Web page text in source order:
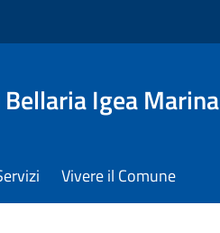
Igea Marina
Vivere il Comune